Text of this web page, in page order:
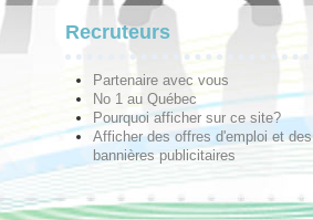
Recruteurs
Partenaire avec vous
No 1 au Québec
Pourquoi afficher sur ce site?
Afficher des offres d'emploi et des
bannières publicitaires